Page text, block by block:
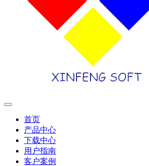
首页
产品中心
下载中心
用户指南
客户案例